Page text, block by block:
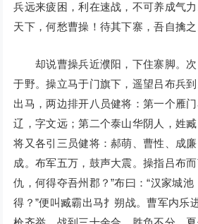
兵远来疲困，利在速战，不可养成气
天下，何愁曹操！待其下寨，吾自擒之
却说曹操兵近濮阳，下住寨脚。次
于野。操立马于门旗下，遥望吕布兵
出马，两边排开八员健将：第一个雁
辽，字文远；第二个泰山华阴人，姓
将又各引三员健将：郝萌、曹性、成
成。布军五万，鼓声大震。操指吕布
仇，何得夺吾州郡？”布曰：“汉家城
得？”便叫臧霸出马扌朔战。曹军内乐